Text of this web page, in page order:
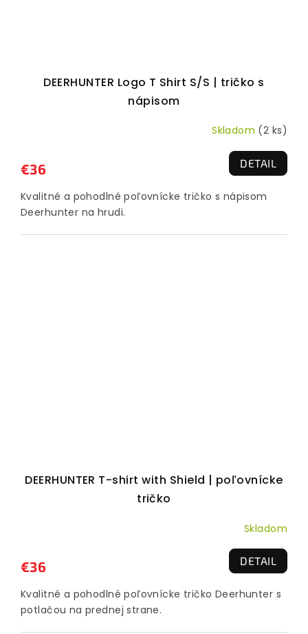
DEERHUNTER Logo T Shirt S/S | tričko s
nápisom
Skladom (2 ks)
€36 DETAIL
Kvalitné a pohodlné poľovnícke tričko s nápisom
Deerhunter na hrudi.
DEERHUNTER T-shirt with Shield | poľovnícke
tričko
Skladom
€36 DETAIL
Kvalitné a pohodlné poľovnícke tričko Deerhunter s
potlačou na prednej strane.